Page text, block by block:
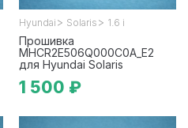
Hyundai > Solaris > 1.6 i
Прошивка
MHCR2E506Q000C0A_E2
для Hyundai Solaris
1 500 ₽